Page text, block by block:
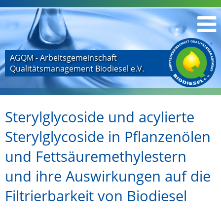
AGQM - Arbeitsgemeinschaft
Qualitätsmanagement Biodiesel e.V.
Sterylglycoside und acylierte
Sterylglycoside in Pflanzenölen
und Fettsäuremethylestern
und ihre Auswirkungen auf die
Filtrierbarkeit von Biodiesel